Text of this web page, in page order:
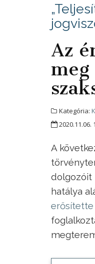
Az
Kategória:
2020.11.06.
A
dolgozóit
hatálya